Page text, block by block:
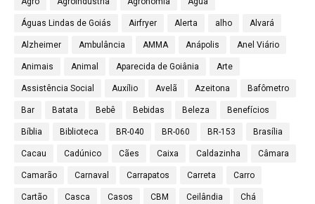
Águas Lindas de Goiás Airfryer Alerta alho Alvará
Alzheimer Ambulância AMMA Anápolis Anel Viário
Animais Animal Aparecida de Goiânia Arte
Assistência Social Auxílio Avelã Azeitona Bafômetro
Bar Batata Bebê Bebidas Beleza Benefícios
Bíblia Biblioteca BR-040 BR-060 BR-153 Brasília
Cacau Cadúnico Cães Caixa Caldazinha Câmara
Camarão Carnaval Carrapatos Carreta Carro
Cartão Casca Casos CBM Ceilândia Chá